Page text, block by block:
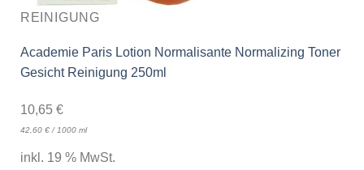
REINIGUNG
Academie Paris Lotion Normalisante Normalizing Toner
Gesicht Reinigung 250ml
10,65 €
42,60 €/ 1000 ml
inkl. 19 % MwSt.